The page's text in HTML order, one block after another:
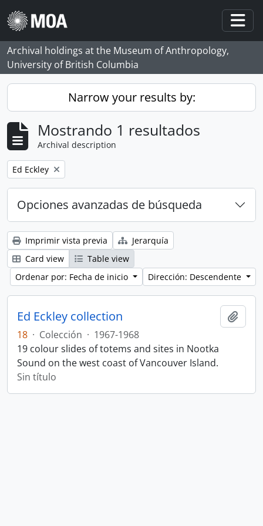
Skip to main content
Archival holdings at the Museum of Anthropology,
University of British Columbia
Narrow your results by:
Mostrando 1 resultados
Archival description
Remove filter:
Ed Eckley
Opciones avanzadas de búsqueda
Imprimir vista previa
Jerarquía
Card view
Table view
Ordenar por: Fecha de inicio
Dirección: Descendente
Ed Eckley collection
18 · Colección · 1967-1968
19 colour slides of totems and sites in Nootka
Sound on the west coast of Vancouver Island.
Sin título